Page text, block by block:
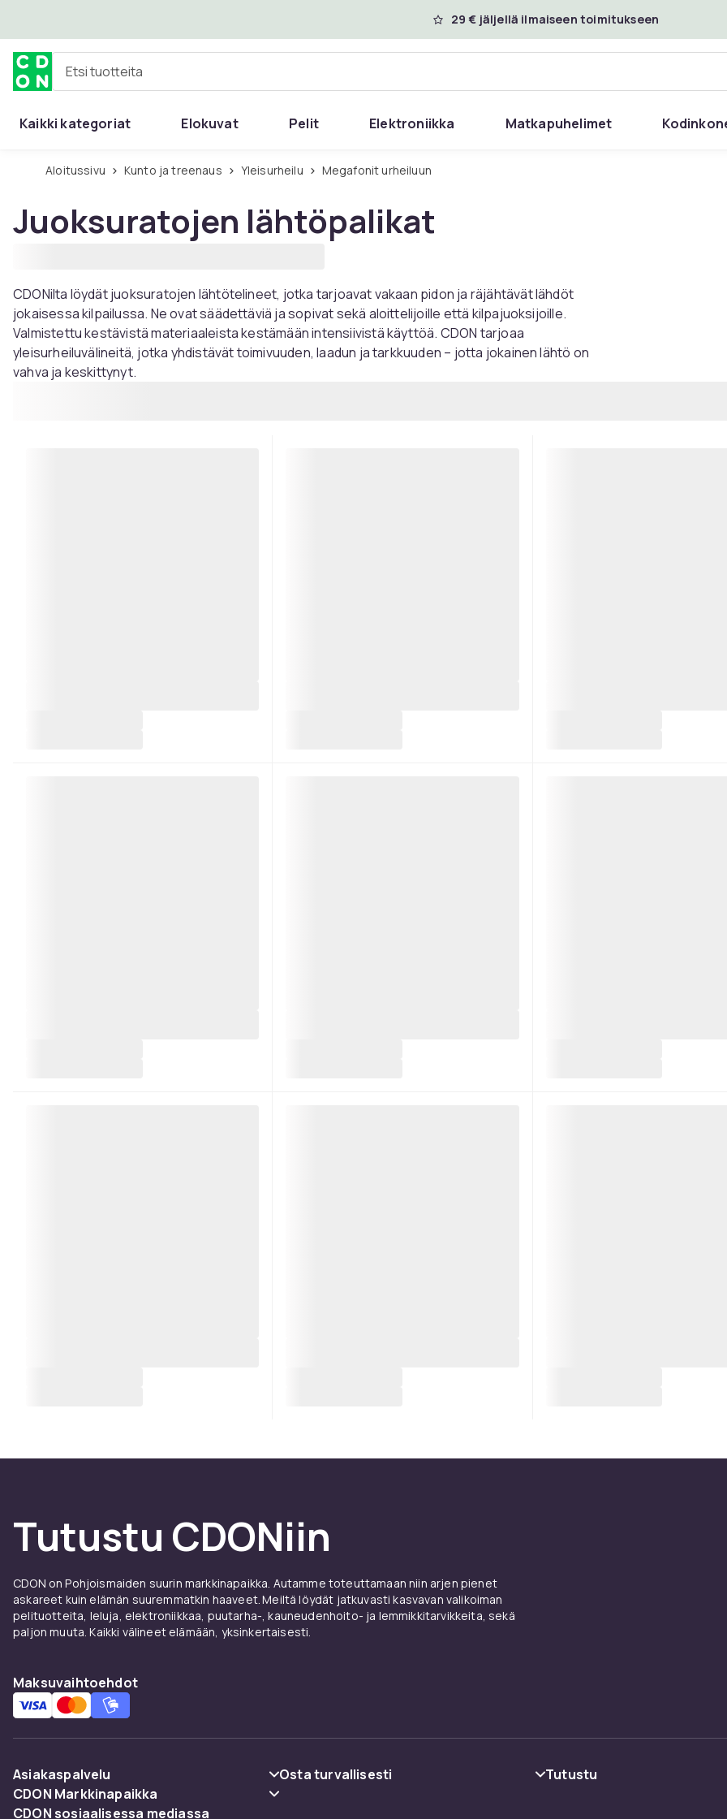
29 € jäljellä ilmaiseen toimitukseen
Etsi tuotteita
Kaikki kategoriat Elokuvat Pelit Elektroniikka Matkapuhelimet
Aloitussivu Kunto ja treenaus Yleisurheilu Megafonit urheiluun
Juoksuratojen lähtöpalikat
CDONilta löydät juoksuratojen lähtötelineet, jotka tarjoavat vakaan pidon ja räjähtävät lähdöt
jokaisessa kilpailussa. Ne ovat säädettäviä ja sopivat sekä aloittelijoille että kilpajuoksijoille.
Valmistettu kestävistä materiaaleista kestämään intensiivistä käyttöä. CDON tarjoaa
yleisurheiluvälineitä, jotka yhdistävät toimivuuden, laadun ja tarkkuuden – jotta jokainen lähtö on
vahva ja keskittynyt.
Tutustu CDONiin
CDON on Pohjoismaiden suurin markkinapaikka. Autamme toteuttamaan niin arjen pienet
askareet kuin elämän suuremmatkin haaveet. Meiltä löydät jatkuvasti kasvavan valikoiman
pelituotteita, leluja, elektroniikkaa, puutarha-, kauneudenhoito- ja lemmikkitarvikkeita, sekä
paljon muuta. Kaikki välineet elämään, yksinkertaisesti.
Maksuvaihtoehdot
Asiakaspalvelu
Usein kysyttyä (UKK)
Osta turvallisesti
Tutustu
CDON Markkinapaikka
CDON sosiaalisessa mediassa